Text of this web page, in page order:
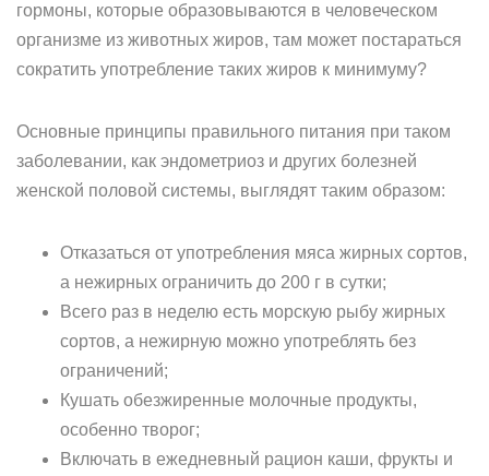
гормоны, которые образовываются в человеческом
организме из животных жиров, там может постараться
сократить употребление таких жиров к минимуму?
Основные принципы правильного питания при таком
заболевании, как эндометриоз и других болезней
женской половой системы, выглядят таким образом:
Отказаться от употребления мяса жирных сортов,
а нежирных ограничить до 200 г в сутки;
Всего раз в неделю есть морскую рыбу жирных
сортов, а нежирную можно употреблять без
ограничений;
Кушать обезжиренные молочные продукты,
особенно творог;
Включать в ежедневный рацион каши, фрукты и